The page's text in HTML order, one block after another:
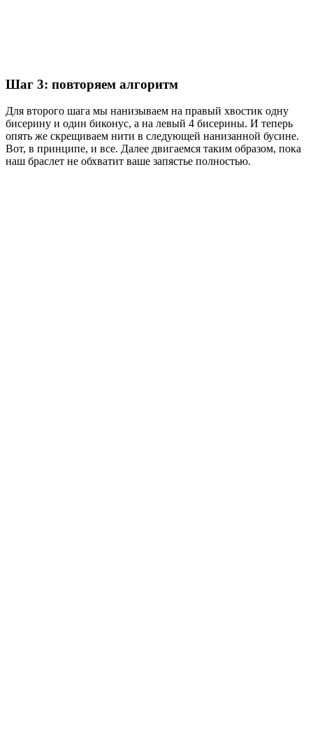
Шаг 3: повторяем алгоритм
Для второго шага мы нанизываем на правый хвостик одну
бисерину и один биконус, а на левый 4 бисерины. И теперь
опять же скрещиваем нити в следующей нанизанной бусине.
Вот, в принципе, и все. Далее двигаемся таким образом, пока
наш браслет не обхватит ваше запястье полностью.